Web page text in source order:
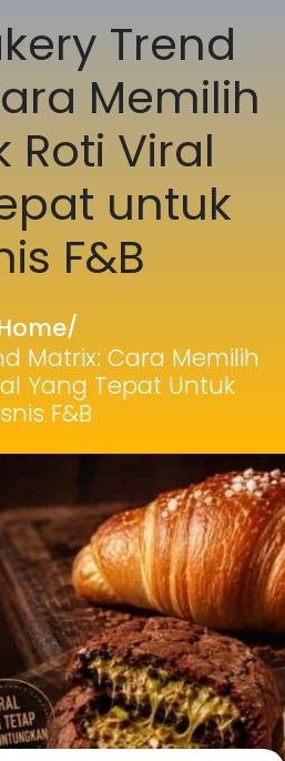
Trend
Memilih
Roti Viral
untuk
F&B
/
Matrix: Cara Memilih
Yang Tepat Untuk
F&B